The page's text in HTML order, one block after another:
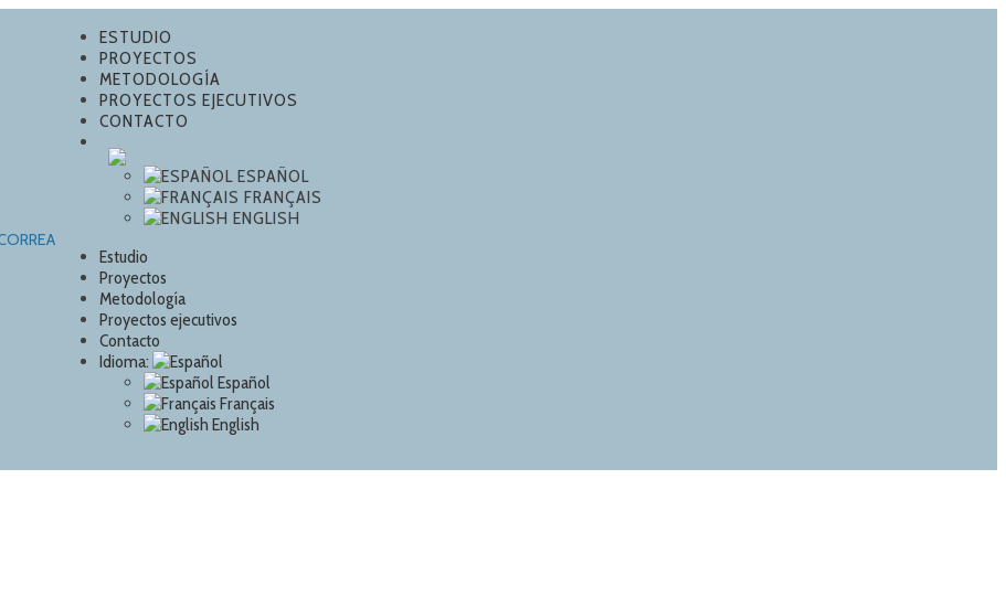
ESTUDIO
PROYECTOS
METODOLOGÍA
PROYECTOS EJECUTIVOS
CONTACTO
ESPAÑOL
FRANÇAIS
ENGLISH
Estudio
Proyectos
Metodología
Proyectos ejecutivos
Contacto
Idioma:
Español
Français
English